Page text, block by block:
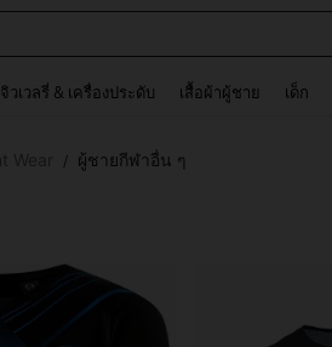
จิวเวลรี่ & เครื่องประดับ เสื้อผ้าผู้ชาย เด็ก
/ ผู้ชายกีฬาอื่น ๆ